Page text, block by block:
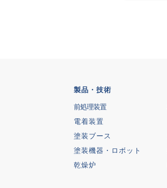
製品・技術
前処理装置
電着装置
塗装ブース
塗装機器・ロボット
乾燥炉